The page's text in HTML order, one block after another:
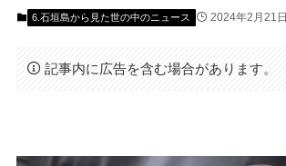
6.石垣島から見た世の中のニュース 2024年2月21日
記事内に広告を含む場合があります。